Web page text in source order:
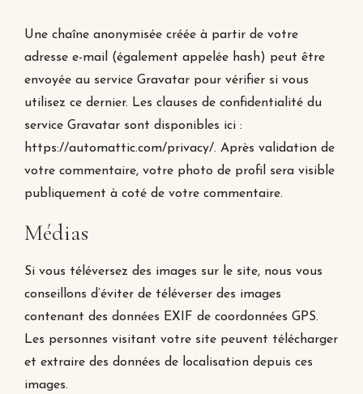
Une chaîne anonymisée créée à partir de votre
adresse e-mail (également appelée hash) peut être
envoyée au service Gravatar pour vérifier si vous
utilisez ce dernier. Les clauses de confidentialité du
service Gravatar sont disponibles ici :
https://automattic.com/privacy/. Après validation de
votre commentaire, votre photo de profil sera visible
publiquement à coté de votre commentaire.
Médias
Si vous téléversez des images sur le site, nous vous
conseillons d’éviter de téléverser des images
contenant des données EXIF de coordonnées GPS.
Les personnes visitant votre site peuvent télécharger
et extraire des données de localisation depuis ces
images.